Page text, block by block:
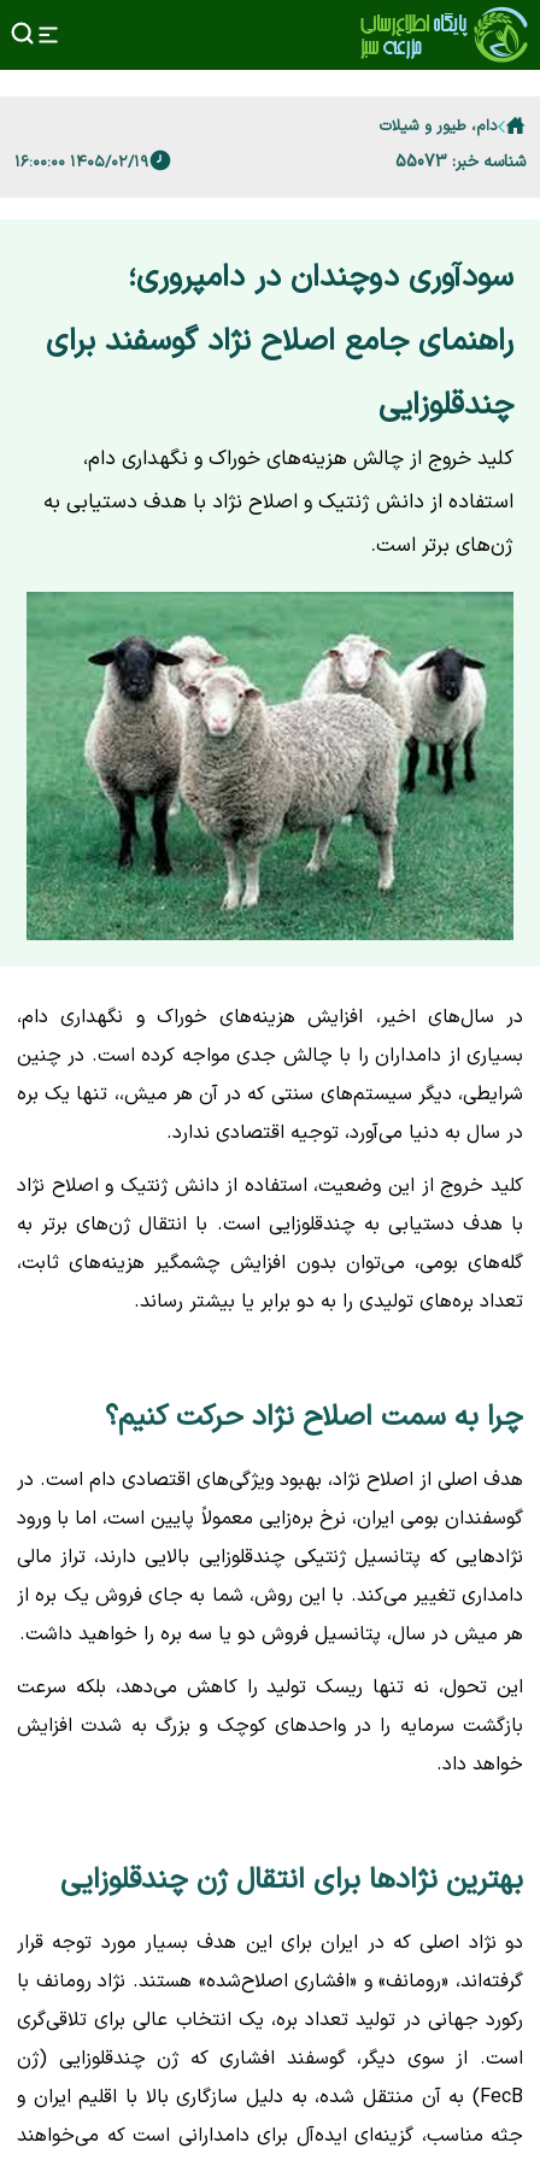
دام، طیور و شیلات
شناسه خبر: 55073 ۱۴۰۵/۰۲/۱۹ ۱۶:۰۰:۰۰
سودآوری دوچندان در دامپروری؛
راهنمای جامع اصلاح نژاد گوسفند برای
چندقلوزایی
کلید خروج از چالش هزینه‌های خوراک و نگهداری دام،
استفاده از دانش ژنتیک و اصلاح نژاد با هدف دستیابی به
ژن‌های برتر است.
در سال‌های اخیر، افزایش هزینه‌های خوراک و نگهداری دام،
بسیاری از دامداران را با چالش جدی مواجه کرده است. در چنین
شرایطی، دیگر سیستم‌های سنتی که در آن هر میش،، تنها یک بره
در سال به دنیا می‌آورد، توجیه اقتصادی ندارد.
کلید خروج از این وضعیت، استفاده از دانش ژنتیک و اصلاح نژاد
با هدف دستیابی به چندقلوزایی است. با انتقال ژن‌های برتر به
گله‌های بومی، می‌توان بدون افزایش چشمگیر هزینه‌های ثابت،
تعداد بره‌های تولیدی را به دو برابر یا بیشتر رساند.
چرا به سمت اصلاح نژاد حرکت کنیم؟
هدف اصلی از اصلاح نژاد، بهبود ویژگی‌های اقتصادی دام است. در
گوسفندان بومی ایران، نرخ بره‌زایی معمولاً پایین است، اما با ورود
نژادهایی که پتانسیل ژنتیکی چندقلوزایی بالایی دارند، تراز مالی
دامداری تغییر می‌کند. با این روش، شما به جای فروش یک بره از
هر میش در سال، پتانسیل فروش دو یا سه بره را خواهید داشت.
این تحول، نه تنها ریسک تولید را کاهش می‌دهد، بلکه سرعت
بازگشت سرمایه را در واحدهای کوچک و بزرگ به شدت افزایش
خواهد داد.
بهترین نژادها برای انتقال ژن چندقلوزایی
دو نژاد اصلی که در ایران برای این هدف بسیار مورد توجه قرار
گرفته‌اند، «رومانف» و «افشاری اصلاح‌شده» هستند. نژاد رومانف با
رکورد جهانی در تولید تعداد بره، یک انتخاب عالی برای تلاقی‌گری
است. از سوی دیگر، گوسفند افشاری که ژن چندقلوزایی (ژن
FecB) به آن منتقل شده، به دلیل سازگاری بالا با اقلیم ایران و
جثه مناسب، گزینه‌ای ایده‌آل برای دامدارانی است که می‌خواهند